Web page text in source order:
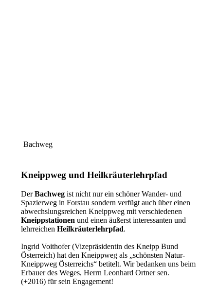
Bachweg
Kneippweg und Heilkräuterlehrpfad
DerBachweg ist nicht nur ein schöner Wander- und
Spazierweg in Forstau sondern verfügt auch über einen
abwechslungsreichen Kneippweg mit verschiedenen
Kneippstationen und einen äußerst interessanten und
lehrreichen Heilkräuterlehrpfad.
Ingrid Voithofer (Vizepräsidentin des Kneipp Bund
Österreich) hat den Kneippweg als „schönsten Natur-
Kneippweg Österreichs“ betitelt. Wir bedanken uns beim
Erbauer des Weges, Herrn Leonhard Ortner sen.
(+2016) für sein Engagement!